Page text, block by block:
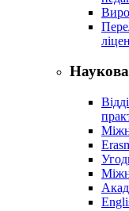
Наукова